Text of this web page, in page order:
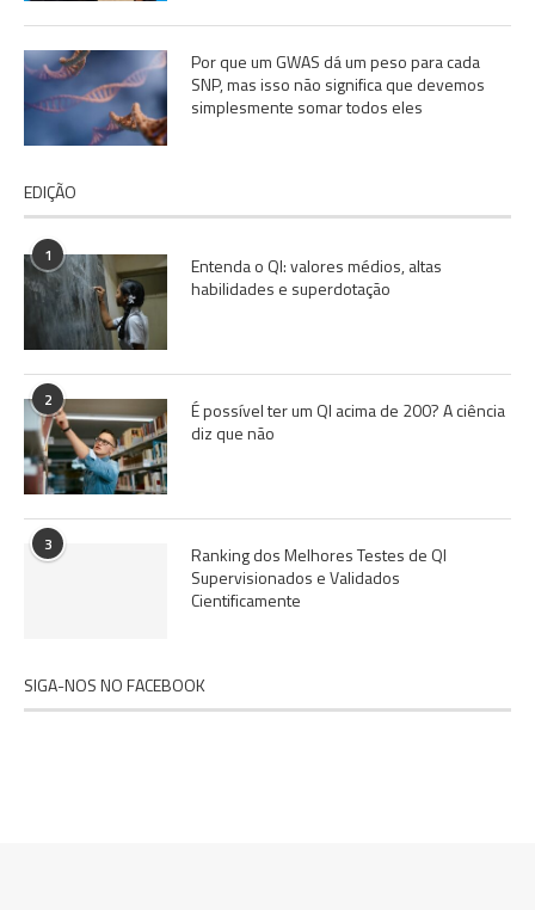
Por que um GWAS dá um peso para cada
SNP, mas isso não significa que devemos
simplesmente somar todos eles
EDIÇÃO
1
Entenda o QI: valores médios, altas
habilidades e superdotação
2
É possível ter um QI acima de 200? A ciência
diz que não
3
Ranking dos Melhores Testes de QI
Supervisionados e Validados
Cientificamente
SIGA-NOS NO FACEBOOK